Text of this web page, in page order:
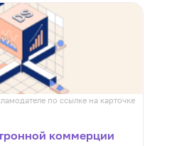
по ссылке на карточке
коммерции